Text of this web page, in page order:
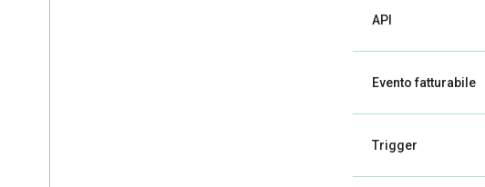
API
Evento fatturabile
Trigger